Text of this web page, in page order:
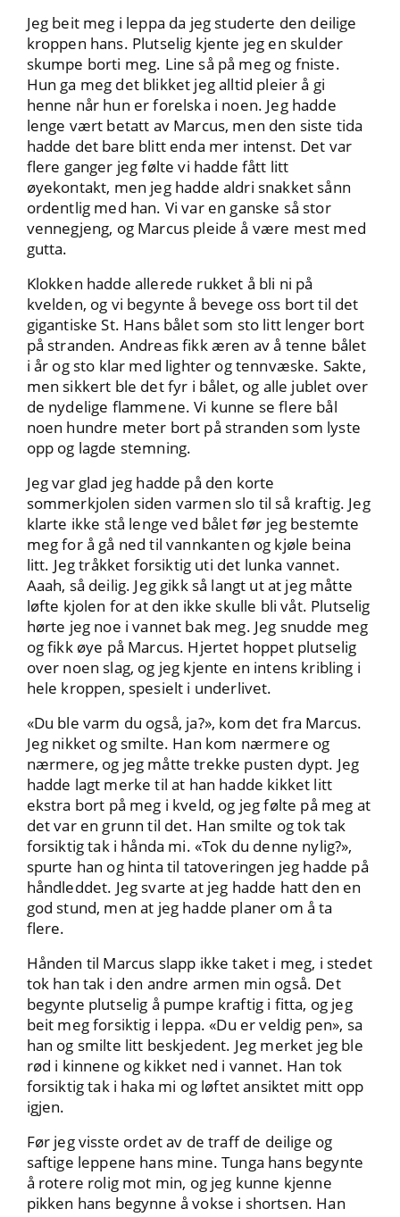
Jeg beit meg i leppa da jeg studerte den deilige
kroppen hans. Plutselig kjente jeg en skulder
skumpe borti meg. Line så på meg og fniste.
Hun ga meg det blikket jeg alltid pleier å gi
henne når hun er forelska i noen. Jeg hadde
lenge vært betatt av Marcus, men den siste tida
hadde det bare blitt enda mer intenst. Det var
flere ganger jeg følte vi hadde fått litt
øyekontakt, men jeg hadde aldri snakket sånn
ordentlig med han. Vi var en ganske så stor
vennegjeng, og Marcus pleide å være mest med
gutta.
Klokken hadde allerede rukket å bli ni på
kvelden, og vi begynte å bevege oss bort til det
gigantiske St. Hans bålet som sto litt lenger bort
på stranden. Andreas fikk æren av å tenne bålet
i år og sto klar med lighter og tennvæske. Sakte,
men sikkert ble det fyr i bålet, og alle jublet over
de nydelige flammene. Vi kunne se flere bål
noen hundre meter bort på stranden som lyste
opp og lagde stemning.
Jeg var glad jeg hadde på den korte
sommerkjolen siden varmen slo til så kraftig. Jeg
klarte ikke stå lenge ved bålet før jeg bestemte
meg for å gå ned til vannkanten og kjøle beina
litt. Jeg tråkket forsiktig uti det lunka vannet.
Aaah, så deilig. Jeg gikk så langt ut at jeg måtte
løfte kjolen for at den ikke skulle bli våt. Plutselig
hørte jeg noe i vannet bak meg. Jeg snudde meg
og fikk øye på Marcus. Hjertet hoppet plutselig
over noen slag, og jeg kjente en intens kribling i
hele kroppen, spesielt i underlivet.
«Du ble varm du også, ja?», kom det fra Marcus.
Jeg nikket og smilte. Han kom nærmere og
nærmere, og jeg måtte trekke pusten dypt. Jeg
hadde lagt merke til at han hadde kikket litt
ekstra bort på meg i kveld, og jeg følte på meg at
det var en grunn til det. Han smilte og tok tak
forsiktig tak i hånda mi. «Tok du denne nylig?»,
spurte han og hinta til tatoveringen jeg hadde på
håndleddet. Jeg svarte at jeg hadde hatt den en
god stund, men at jeg hadde planer om å ta
flere.
Hånden til Marcus slapp ikke taket i meg, i stedet
tok han tak i den andre armen min også. Det
begynte plutselig å pumpe kraftig i fitta, og jeg
beit meg forsiktig i leppa. «Du er veldig pen», sa
han og smilte litt beskjedent. Jeg merket jeg ble
rød i kinnene og kikket ned i vannet. Han tok
forsiktig tak i haka mi og løftet ansiktet mitt opp
igjen.
Før jeg visste ordet av de traff de deilige og
saftige leppene hans mine. Tunga hans begynte
å rotere rolig mot min, og jeg kunne kjenne
pikken hans begynne å vokse i shortsen. Han